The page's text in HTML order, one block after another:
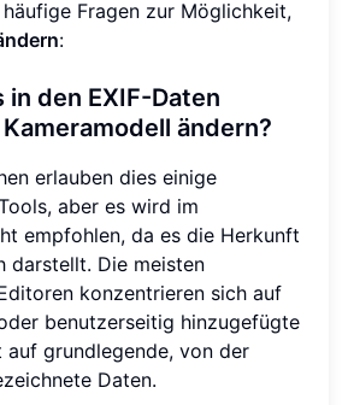
Fragen zur Möglichkeit,
:
in den EXIF-Daten
ändern?
erlauben dies einige
aber es wird im
empfohlen, da es die Herkunft
darstellt. Die meisten
konzentrieren sich auf
benutzerseitig hinzugefügte
auf grundlegende, von der
Daten.